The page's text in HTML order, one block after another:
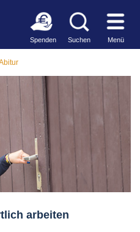
Spenden Suchen Menü
arbeiten